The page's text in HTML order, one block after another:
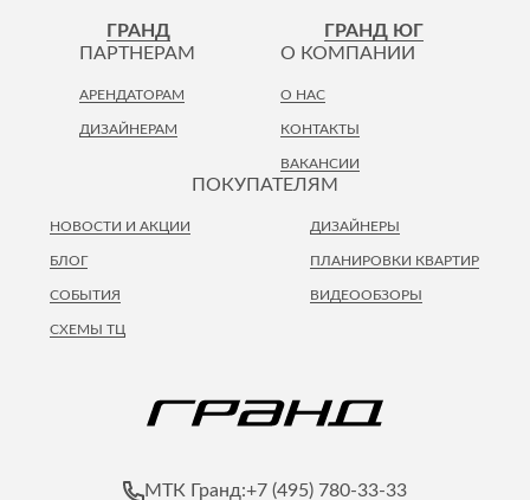
ГРАНД ГРАНД ЮГ
ПОКУПАТЕЛЯМ
НОВОСТИ И АКЦИИ
ПЛАНИРОВКИ КВАРТИР
ВИДЕООБЗОРЫ
БЛОГ
СОБЫТИЯ
СХЕМЫ ТЦ
ДИЗАЙНЕРЫ
ПАРТНЕРАМ
АРЕНДАТОРАМ
ДИЗАЙНЕРАМ
О КОМПАНИИ
О НАС
КОНТАКТЫ
ВАКАНСИИ
МТК Гранд:+7 (495) 780-33-33